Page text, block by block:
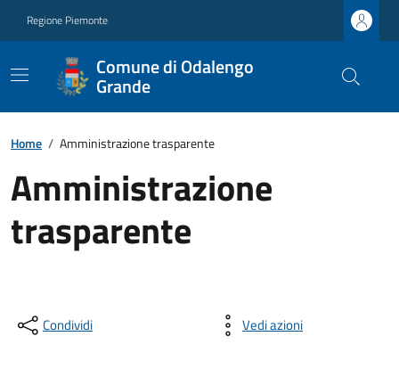
Regione Piemonte
Comune di Odalengo
Grande
Home / Amministrazione trasparente
Amministrazione
trasparente
Condividi Vedi azioni